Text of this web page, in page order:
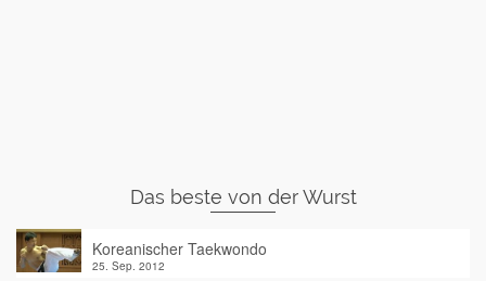
Das beste von der Wurst
Koreanischer Taekwondo
25. Sep. 2012